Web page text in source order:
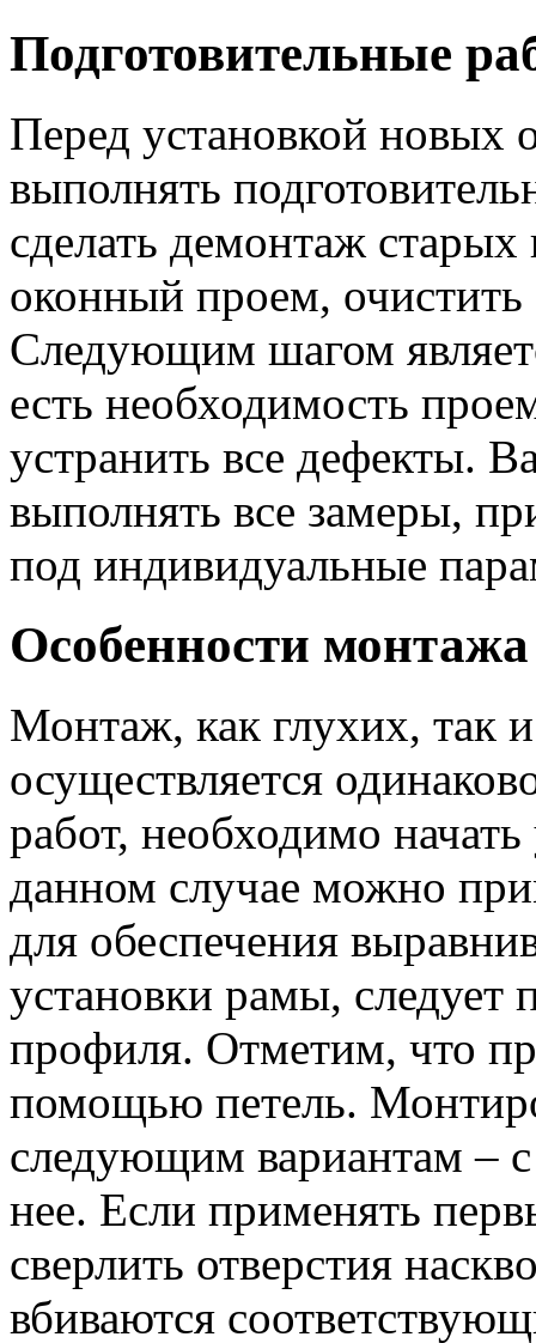
Подготовительные
Перед установкой новых
выполнять
сделать демонтаж
оконный проем, очистить
Следующим шагом
есть необходимость
устранить все дефекты.
выполнять все замеры,
под индивидуальные
Особенности монтажа
Монтаж, как глухих, так
осуществляется
работ, необходимо
данном случае можно
для обеспечения
установки рамы, следует
профиля. Отметим, что
помощью петель.
следующим вариантам – с
нее. Если применять
сверлить отверстия
вбиваются